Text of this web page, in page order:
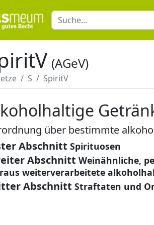
(AGeV)
S SpiritV
über bestimmte
Abschnitt Spirituosen
Abschnitt Weinähnliche,
weiterverarbeitete
Abschnitt Straftaten und